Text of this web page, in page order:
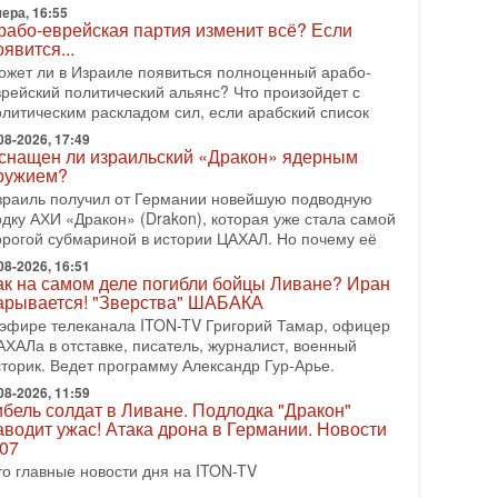
и Иран: последний шанс - НОВОСТИ
08/2026
США Дональд Трамп объявил о
переговоров с Ираном, но Тегеран пока
подтвердил готовность к диалогу. По словам
2026, 08:42
отменил удар по Ирану - НОВОСТИ
08/2026
США Дональд Трамп сегодня заявил об
подготовленного удара по Ирану после
Тегерана и других стран региона. По его
2026, 17:50
голос» Израиля: кто заберет его на этот
русскоязычных репатриантов не раз кардинально
политический ландшафт Израиля. Достаточно
взлет партии «Исраэль ба-алия», когда
07-2026, 17:00
закрытых дверей: о чём на самом деле
Трамп и Нетаньяху?
визит премьер-министра Израиля Биньямина
16:55
еврейская партия изменит всё? Если
ли в Израиле появиться полноценный арабо-
политический альянс? Что произойдет с
раскладом сил, если арабский список
2026, 17:49
ли израильский «Дракон» ядерным
получил от Германии новейшую подводную
АХИ «Дракон» (Drakon), которая уже стала самой
субмариной в истории ЦАХАЛ. Но почему её
2026, 16:51
на самом деле погибли бойцы Ливане? Иран
"Зверства" ШАБАКА
телеканала ITON-TV Григорий Тамар, офицер
в отставке, писатель, журналист, военный
Ведет программу Александр Гур-Арье.
2026, 11:59
солдат в Ливане. Подлодка "Дракон"
ужас! Атака дрона в Германии. Новости
главные новости дня на ITON-TV